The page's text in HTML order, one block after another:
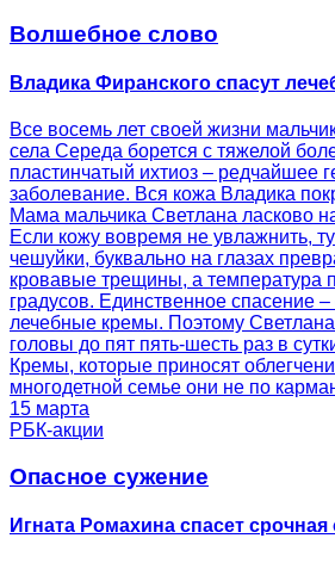
Волшебное слово
Владика Фиранского спасут
Все восемь лет своей жизни
села Середа борется с тяжелой
пластинчатый ихтиоз – редчайшее
заболевание. Вся кожа Владика
Мама мальчика Светлана ласково
Если кожу вовремя не увлажнить,
чешуйки, буквально на глазах
кровавые трещины, а температура
градусов. Единственное спасение
лечебные кремы. Поэтому
головы до пят пять-шесть раз в
Кремы, которые приносят
многодетной семье они не по
15 марта
РБК-акции
Опасное сужение
Игната Ромахина спасет